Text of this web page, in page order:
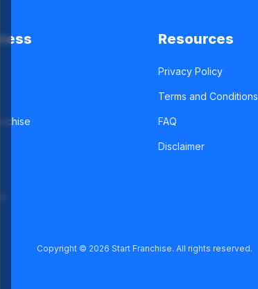
Resources
Privacy Policy
Terms and Conditions
FAQ
Disclaimer
Copyright © 2026 Start Franchise. All rights reserved.